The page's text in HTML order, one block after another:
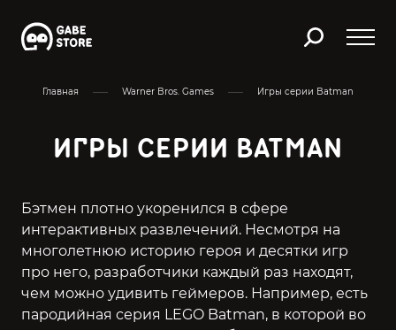
Главная Warner Bros. Games Игры серии Batman
ИГРЫ СЕРИИ BATMAN
Бэтмен плотно укоренился в сфере
интерактивных развлечений. Несмотря на
многолетнюю историю героя и десятки игр
про него, разработчики каждый раз находят,
чем можно удивить геймеров. Например, есть
пародийная серия LEGO Batman, в которой во